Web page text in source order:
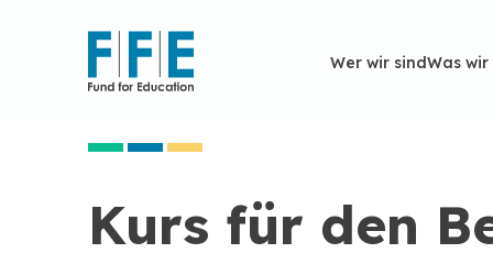
Wer wir sindWas wir
Wer wir sindWas wir
Kurs für den